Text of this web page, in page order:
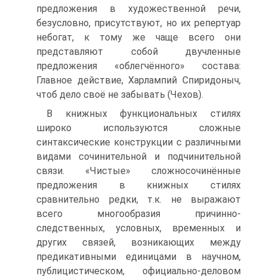
предложения в художественной речи,
безусловно, присутствуют, но их репертуар
небогат, к тому же чаще всего они
представляют собой двучленные
предложения «облегчённого» состава:
Главное действие, Харлампий Спиридоныч,
чтоб дело своё не забывать (Чехов).
В книжных функциональных стилях
широко используются сложные
синтаксические конструкции с различными
видами сочинительной и подчинительной
связи. «Чистые» сложносочинённые
предложения в книжных стилях
сравнительно редки, т.к. не выражают
всего многообразия причинно-
следственных, условных, временных и
других связей, возникающих между
предикативными единицами в научном,
публицистическом, официально-деловом